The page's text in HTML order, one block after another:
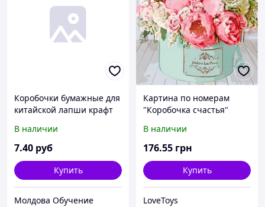
Коробочки бумажные для
китайской лапши крафт
В наличии
7.40 руб
Купить
Молдова Обучение
Картина по номерам
"Коробочка счастья"
В наличии
176.55 грн
Купить
LoveToys